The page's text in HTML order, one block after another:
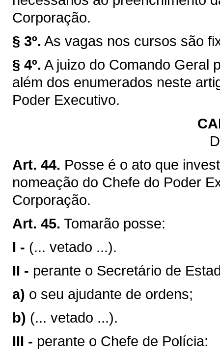
Corporação.
§ 3º. As vagas nos cursos são
§ 4º. A juizo do Comando Geral
além dos enumerados neste
Poder Executivo.
Art. 44. Posse é o ato que
nomeação do Chefe do Poder
Corporação.
Art. 45. Tomarão posse:
I - (... vetado ...).
II - perante o Secretário de
a) o seu ajudante de ordens;
b) (... vetado ...).
III - perante o Chefe de Polícia: